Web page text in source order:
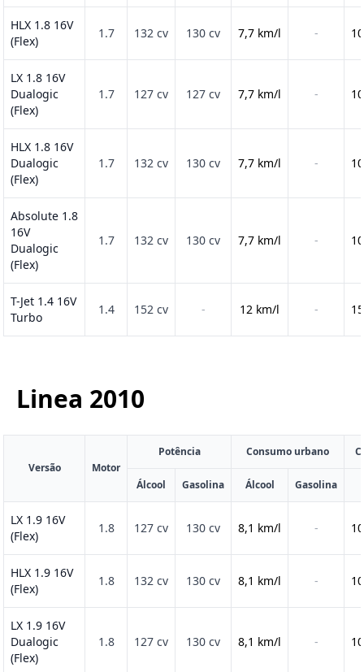
HLX 1.8 16V
(Flex)
1.7 132 cv 130 cv 7,7 km/l -
LX 1.8 16V
Dualogic
(Flex)
1.7 127 cv 127 cv 7,7 km/l -
HLX 1.8 16V
Dualogic
(Flex)
1.7 132 cv 130 cv 7,7 km/l -
Absolute 1.8
16V
Dualogic
(Flex)
1.7 132 cv 130 cv 7,7 km/l -
T-Jet 1.4 16V
Turbo
1.4 152 cv - 12 km/l -
Linea 2010
Versão Motor
Potência Consumo urbano
Álcool Gasolina Álcool Gasolina
LX 1.9 16V
(Flex)
1.8 127 cv 130 cv 8,1 km/l -
HLX 1.9 16V
(Flex)
1.8 132 cv 130 cv 8,1 km/l -
LX 1.9 16V
Dualogic
(Flex)
1.8 127 cv 130 cv 8,1 km/l -